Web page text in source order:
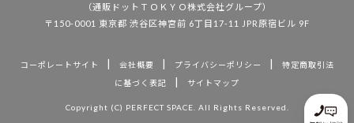
（通販ドットＴＯＫＹＯ株式会社グループ）
〒150-0001 東京都 渋谷区神宮前 6丁目17-11 JPR原宿ビル 9F
コーポレートサイト | 会社概要 | プライバシーポリシー |
特定商取引法
に基づく表記
| サイトマップ
Copyright (C) PERFECT SPACE. All Rights Reserved.